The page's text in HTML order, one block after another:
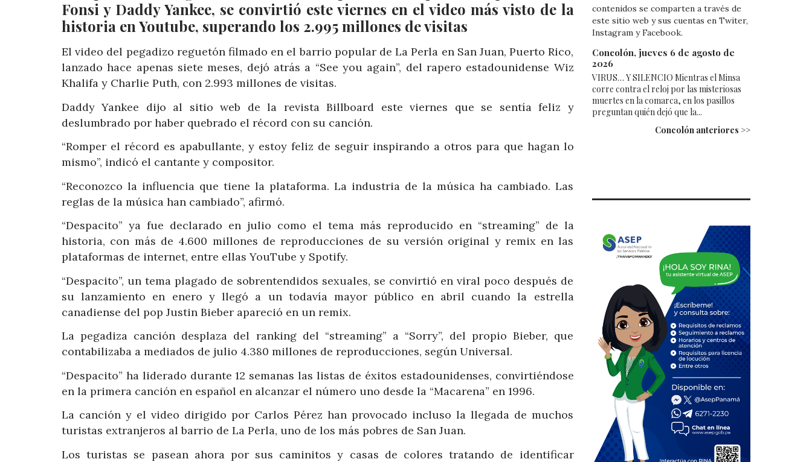
Fonsi y Daddy Yankee, se convirtió este viernes en el video más visto de la
historia en Youtube, superando los 2.995 millones de visitas
El video del pegadizo reguetón filmado en el barrio popular de La Perla en San Juan, Puerto Rico,
lanzado hace apenas siete meses, dejó atrás a “See you again”, del rapero estadounidense Wiz
Khalifa y Charlie Puth, con 2.993 millones de visitas.
Daddy Yankee dijo al sitio web de la revista Billboard este viernes que se sentía feliz y
deslumbrado por haber quebrado el récord con su canción.
“Romper el récord es apabullante, y estoy feliz de seguir inspirando a otros para que hagan lo
mismo”, indicó el cantante y compositor.
“Reconozco la influencia que tiene la plataforma. La industria de la música ha cambiado. Las
reglas de la música han cambiado”, afirmó.
“Despacito” ya fue declarado en julio como el tema más reproducido en “streaming” de la
historia, con más de 4.600 millones de reproducciones de su versión original y remix en las
plataformas de internet, entre ellas YouTube y Spotify.
“Despacito”, un tema plagado de sobrentendidos sexuales, se convirtió en viral poco después de
su lanzamiento en enero y llegó a un todavía mayor público en abril cuando la estrella
canadiense del pop Justin Bieber apareció en un remix.
La pegadiza canción desplaza del ranking del “streaming” a “Sorry”, del propio Bieber, que
contabilizaba a mediados de julio 4.380 millones de reproducciones, según Universal.
“Despacito” ha liderado durante 12 semanas las listas de éxitos estadounidenses, convirtiéndose
en la primera canción en español en alcanzar el número uno desde la “Macarena” en 1996.
La canción y el video dirigido por Carlos Pérez han provocado incluso la llegada de muchos
turistas extranjeros al barrio de La Perla, uno de los más pobres de San Juan.
Los turistas se pasean ahora por sus caminitos y casas de colores tratando de identificar
contenidos se comparten a través de
este sitio web y sus cuentas en Twiter,
Instagram y Facebook.
Concolón, jueves 6 de agosto de
2026
VIRUS… Y SILENCIO Mientras el Minsa
corre contra el reloj por las misteriosas
muertes en la comarca, en los pasillos
preguntan quién dejó que la...
Concolón anteriores >>